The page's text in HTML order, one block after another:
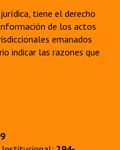
tiene el derecho
de los actos
emanados
indicar las razones que